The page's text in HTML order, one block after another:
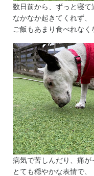
数日前から、ずっと寝て
なかなか起きてくれず、
ご飯もあまり食べれなく
病気で苦しんだり、痛が
とても穏やかな表情で、